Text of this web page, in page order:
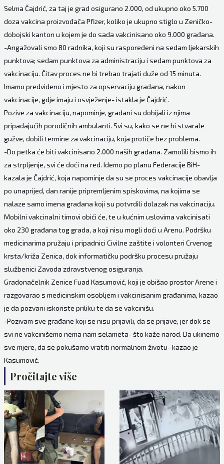
Selma Čajdrić, za taj je grad osigurano 2.000, od ukupno oko 5.700
doza vakcina proizvođača Pfizer, koliko je ukupno stiglo u Zeničko-
dobojski kanton u kojem je do sada vakcinisano oko 9.000 građana.
-Angažovali smo 80 radnika, koji su raspoređeni na sedam ljekarskih
punktova; sedam punktova za administraciju i sedam punktova za
vakcinaciju. Čitav proces ne bi trebao trajati duže od 15 minuta.
Imamo predviđeno i mjesto za opservaciju građana, nakon
vakcinacije, gdje imaju i osvježenje- istakla je Čajdrić.
Pozive za vakcinaciju, napominje, građani su dobijali iz njima
pripadajućih porodičnih ambulanti. Svi su, kako se ne bi stvarale
gužve, dobili termine za vakcinaciju, koja protiče bez problema.
-Do petka će biti vakcinisano 2.000 naših građana. Zamolili bismo ih
za strpljenje, svi će doći na red. Idemo po planu Federacije BiH-
kazala je Čajdrić, koja napominje da su se proces vakcinacije obavlja
po unaprijed, dan ranije pripremljenim spiskovima, na kojima se
nalaze samo imena građana koji su potvrdili dolazak na vakcinaciju.
Mobilni vakcinalni timovi obići će, te u kućnim uslovima vakcinisati
oko 230 građana tog grada, a koji nisu mogli doći u Arenu. Podršku
medicinarima pružaju i pripadnici Civilne zaštite i volonteri Crvenog
krsta/križa Zenica, dok informatičku podršku procesu pružaju
službenici Zavoda zdravstvenog osiguranja.
Gradonačelnik Zenice Fuad Kasumović, koji je obišao prostor Arene i
razgovarao s medicinskim osobljem i vakcinisanim građanima, kazao
je da pozvani iskoriste priliku te da se vakcinišu.
-Pozivam sve građane koji se nisu prijavili, da se prijave, jer dok se
svi ne vakcinišemo nema nam selameta- što kaže narod. Da ukinemo
sve mjere, da se pokušamo vratiti normalnom životu- kazao je
Kasumović.
Pročitajte više